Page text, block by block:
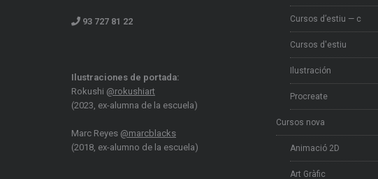
93 727 81 22
Ilustraciones de portada:
Rokushi @rokushiart
(2023, ex-alumna de la escuela)
Marc Reyes @marcblacks
(2018, ex-alumno de la escuela)
Cursos d’estiu — c
Cursos d'estiu
Ilustración
Procreate
Cursos nova
Animació 2D
Art Gràfic